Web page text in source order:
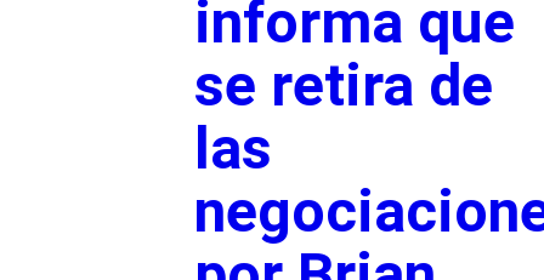
informa que
se retira de
las